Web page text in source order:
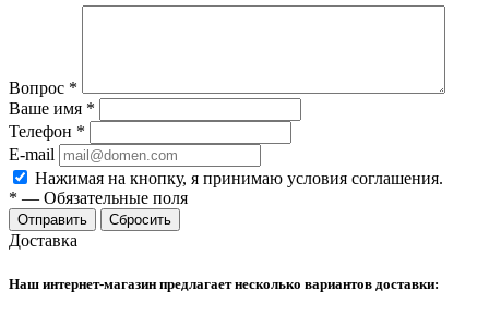
Вопрос *
Ваше имя *
Телефон *
E-mail
Нажимая на кнопку, я принимаю условия соглашения.
* — Обязательные поля
Отправить Сбросить
Доставка
Наш интернет-магазин предлагает несколько вариантов доставки: